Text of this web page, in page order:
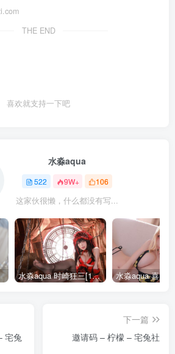
THE END
喜欢就支持一下吧
水淼aqua
522 9W+ 106
这家伙很懒，什么都没有写...
套 水淼aqua 时崎狂三[109P-128MB]
宅兔
下一篇
邀请码 – 柠檬 – 宅兔社